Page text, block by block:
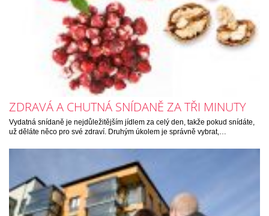
ZDRAVÁ A CHUTNÁ SNÍDANĚ ZA TŘI MINUTY
Vydatná snídaně je nejdůležitějším jídlem za celý den, takže pokud snídáte,
už děláte něco pro své zdraví. Druhým úkolem je správně vybrat,…